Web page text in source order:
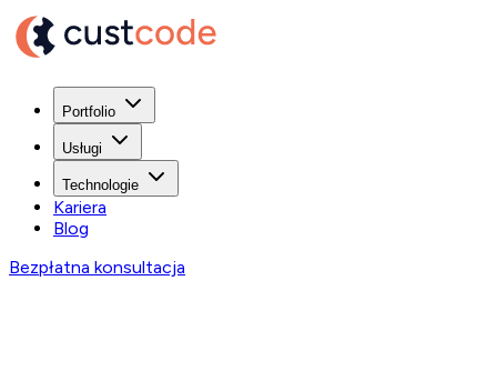
Portfolio
Usługi
Technologie
Kariera
Blog
Bezpłatna konsultacja